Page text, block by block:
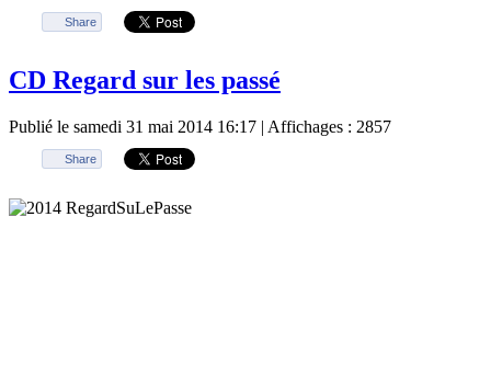
Share
CD Regard sur les passé
Publié le samedi 31 mai 2014 16:17 | Affichages : 2857
Share